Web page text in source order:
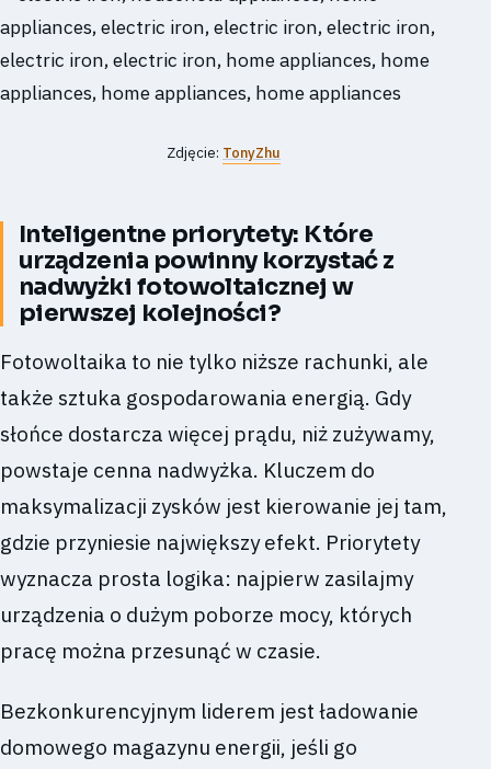
Zdjęcie: TonyZhu
Inteligentne priorytety: Które
urządzenia powinny korzystać z
nadwyżki fotowoltaicznej w
pierwszej kolejności?
Fotowoltaika to nie tylko niższe rachunki, ale
także sztuka gospodarowania energią. Gdy
słońce dostarcza więcej prądu, niż zużywamy,
powstaje cenna nadwyżka. Kluczem do
maksymalizacji zysków jest kierowanie jej tam,
gdzie przyniesie największy efekt. Priorytety
wyznacza prosta logika: najpierw zasilajmy
urządzenia o dużym poborze mocy, których
pracę można przesunąć w czasie.
Bezkonkurencyjnym liderem jest ładowanie
domowego magazynu energii, jeśli go